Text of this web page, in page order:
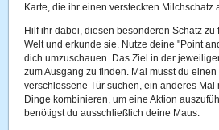
Karte, die ihr einen versteckten Milchschatz
Hilf ihr dabei, diesen besonderen Schatz
Welt und erkunde sie. Nutze deine "Point
dich umzuschauen. Das Ziel in der
zum Ausgang zu finden. Mal musst du
verschlossene Tür suchen, ein anderes Mal
Dinge kombinieren, um eine Aktion
benötigst du ausschließlich deine Maus.